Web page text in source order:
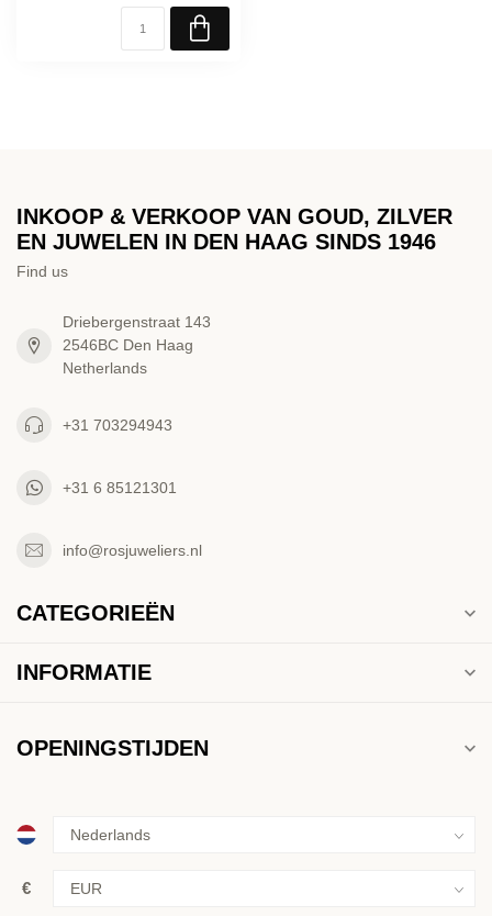
INKOOP & VERKOOP VAN GOUD, ZILVER
EN JUWELEN IN DEN HAAG SINDS 1946
Find us
Driebergenstraat 143
2546BC Den Haag
Netherlands
+31 703294943
+31 6 85121301
info@rosjuweliers.nl
CATEGORIEËN
INFORMATIE
OPENINGSTIJDEN
€